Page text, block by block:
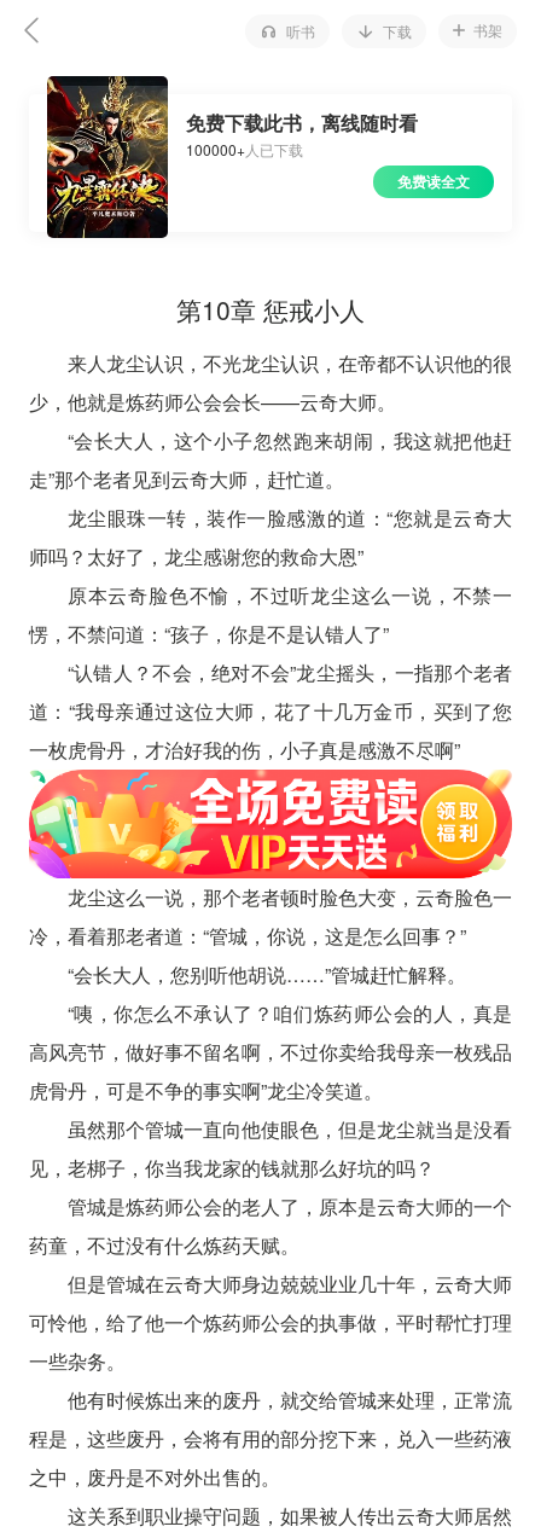
听书 下载 书架
免费下载此书，离线随时看
100000+人已下载
免费读全文
第10章 惩戒小人
来人龙尘认识，不光龙尘认识，在帝都不认识他的很
少，他就是炼药师公会会长——云奇大师。
“会长大人，这个小子忽然跑来胡闹，我这就把他赶
走”那个老者见到云奇大师，赶忙道。
龙尘眼珠一转，装作一脸感激的道：“您就是云奇大
师吗？太好了，龙尘感谢您的救命大恩”
原本云奇脸色不愉，不过听龙尘这么一说，不禁一
愣，不禁问道：“孩子，你是不是认错人了”
“认错人？不会，绝对不会”龙尘摇头，一指那个老者
道：“我母亲通过这位大师，花了十几万金币，买到了您
一枚虎骨丹，才治好我的伤，小子真是感激不尽啊”
龙尘这么一说，那个老者顿时脸色大变，云奇脸色一
冷，看着那老者道：“管城，你说，这是怎么回事？”
“会长大人，您别听他胡说……”管城赶忙解释。
“咦，你怎么不承认了？咱们炼药师公会的人，真是
高风亮节，做好事不留名啊，不过你卖给我母亲一枚残品
虎骨丹，可是不争的事实啊”龙尘冷笑道。
虽然那个管城一直向他使眼色，但是龙尘就当是没看
见，老梆子，你当我龙家的钱就那么好坑的吗？
管城是炼药师公会的老人了，原本是云奇大师的一个
药童，不过没有什么炼药天赋。
但是管城在云奇大师身边兢兢业业几十年，云奇大师
可怜他，给了他一个炼药师公会的执事做，平时帮忙打理
一些杂务。
他有时候炼出来的废丹，就交给管城来处理，正常流
程是，这些废丹，会将有用的部分挖下来，兑入一些药液
之中，废丹是不对外出售的。
这关系到职业操守问题，如果被人传出云奇大师居然